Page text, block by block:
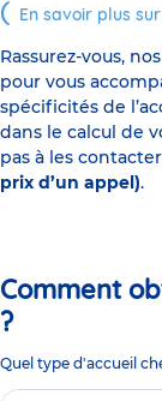
En savoir plus
Rassurez-vous,
pour vous
spécificités de
dans le calcul de
pas à les
prix d’un appel).
Comment
?
Quel type d'accueil